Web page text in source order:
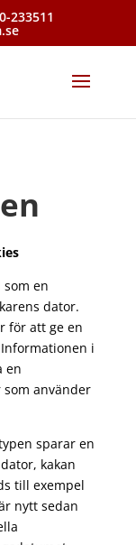
233511
som en
dator.
för att ge en
i
en
använder
sparar en
kakan
till exempel
nytt sedan